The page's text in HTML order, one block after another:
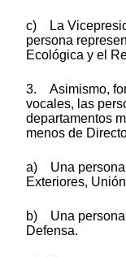
c) La
persona
Ecológica y el
3. Asimismo,
vocales, las
departamentos
menos de
a) Una persona
Exteriores,
b) Una persona
Defensa.